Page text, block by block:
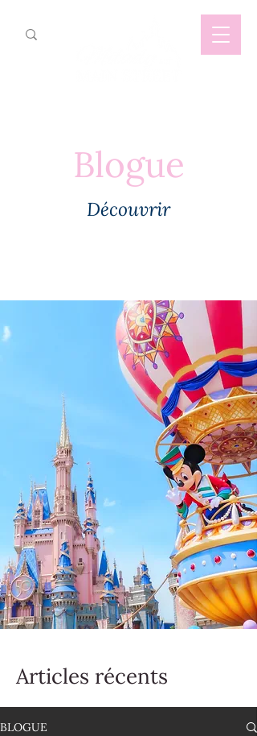
Blogue
Découvrir
Articles récents
BLOGUE